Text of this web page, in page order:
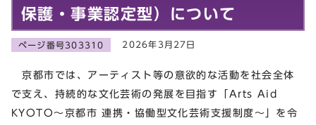
保護・事業認定型）について
ページ番号303310 2026年3月27日
京都市では、アーティスト等の意欲的な活動を社会全体
で支え、持続的な文化芸術の発展を目指す「Arts Aid
KYOTO～京都市 連携・協働型文化芸術支援制度～」を令